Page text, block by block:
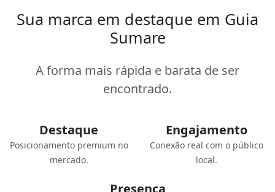
Sua marca em destaque em Guia
Sumare
A forma mais rápida e barata de ser
encontrado.
Destaque
Posicionamento premium no
mercado.
Engajamento
Conexão real com o público
local.
Presença